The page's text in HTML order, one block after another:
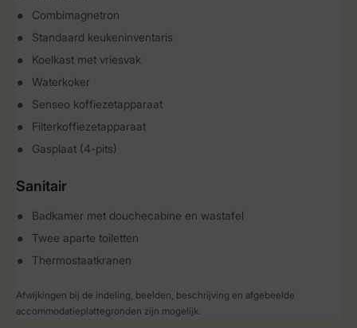
Combimagnetron
Standaard keukeninventaris
Koelkast met vriesvak
Waterkoker
Senseo koffiezetapparaat
Filterkoffiezetapparaat
Gasplaat (4-pits)
Sanitair
Badkamer met douchecabine en wastafel
Twee aparte toiletten
Thermostaatkranen
Afwijkingen bij de indeling, beelden, beschrijving en afgebeelde
accommodatieplattegronden zijn mogelijk.